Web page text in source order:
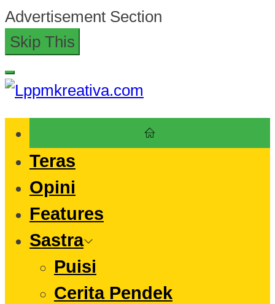
Skip
to
content
Advertisement Section
Skip This
Teras
Opini
Features
Sastra
Puisi
Cerita Pendek